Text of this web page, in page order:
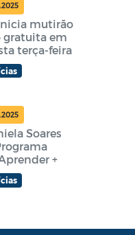
mutirão
gratuita em
terça-feira
Soares
+